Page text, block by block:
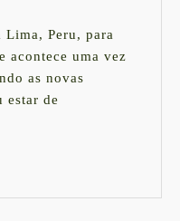
Peru, para
acontece uma vez
as novas
estar de